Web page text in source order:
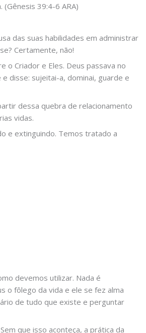
39:4-6 ARA)
das suas habilidades em administrar
Certamente, não!
o Criador e Eles. Deus passava no
disse: sujeitai-a, dominai, guarde e
dessa quebra de relacionamento
vidas.
e extinguindo. Temos tratado a
devemos utilizar. Nada é
o fôlego da vida e ele se fez alma
de tudo que existe e perguntar
que isso aconteça, a prática da